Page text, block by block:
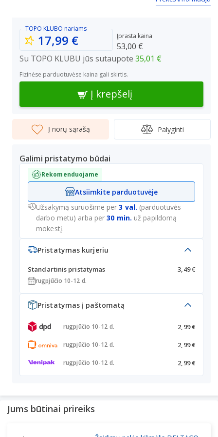
TOPO KLUBO nariams
17,99 € Įprasta kaina
53,00 €
Su TOPO KLUBU jūs sutaupote 35,01 €
Fizinėse parduotuvėse kaina gali skirtis.
Į krepšelį
Į norų sąrašą Palyginti
Galimi pristatymo būdai
Rekomenduojame
Atsiimkite parduotuvėje
Užsakymą suruošime per3 val. (parduotuvės
darbo metu) arba per30 min. už papildomą
mokestį.
Pristatymas kurjeriu
Standartinis pristatymas 3,49 €
rugpjūčio 10-12 d.
Pristatymas į paštomatą
rugpjūčio 10-12 d. 2,99 €
rugpjūčio 10-12 d. 2,99 €
rugpjūčio 10-12 d. 2,99 €
Jums būtinai prireiks